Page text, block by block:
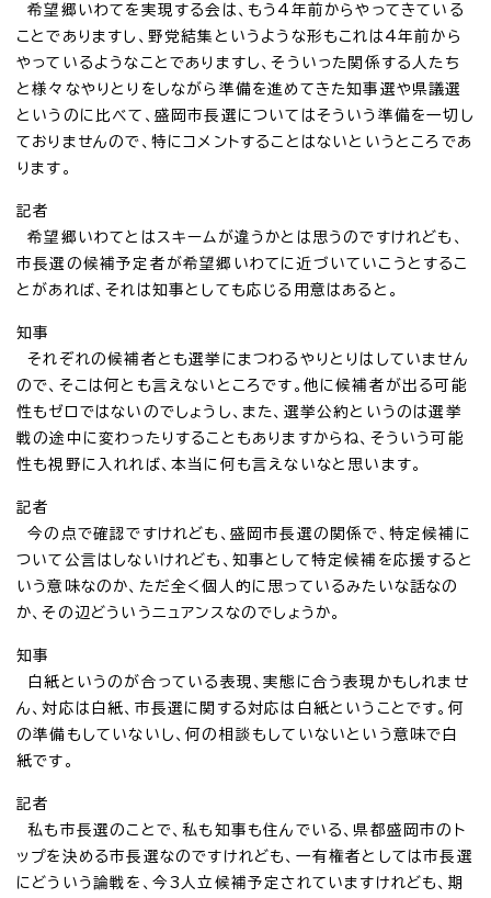
希望郷いわてを実現する会は、もう4年前からやってきている
ことでありますし、野党結集というような形もこれは4年前から
やっているようなことでありますし、そういった関係する人たち
と様々なやりとりをしながら準備を進めてきた知事選や県議選
というのに比べて、盛岡市長選についてはそういう準備を一切し
ておりませんので、特にコメントすることはないというところであ
ります。
記者
希望郷いわてとはスキームが違うかとは思うのですけれども、
市長選の候補予定者が希望郷いわてに近づいていこうとするこ
とがあれば、それは知事としても応じる用意はあると。
知事
それぞれの候補者とも選挙にまつわるやりとりはしていません
ので、そこは何とも言えないところです。他に候補者が出る可能
性もゼロではないのでしょうし、また、選挙公約というのは選挙
戦の途中に変わったりすることもありますからね、そういう可能
性も視野に入れれば、本当に何も言えないなと思います。
記者
今の点で確認ですけれども、盛岡市長選の関係で、特定候補に
ついて公言はしないけれども、知事として特定候補を応援すると
いう意味なのか、ただ全く個人的に思っているみたいな話なの
か、その辺どういうニュアンスなのでしょうか。
知事
白紙というのが合っている表現、実態に合う表現かもしれませ
ん、対応は白紙、市長選に関する対応は白紙ということです。何
の準備もしていないし、何の相談もしていないという意味で白
紙です。
記者
私も市長選のことで、私も知事も住んでいる、県都盛岡市のト
ップを決める市長選なのですけれども、一有権者としては市長選
にどういう論戦を、今3人立候補予定されていますけれども、期